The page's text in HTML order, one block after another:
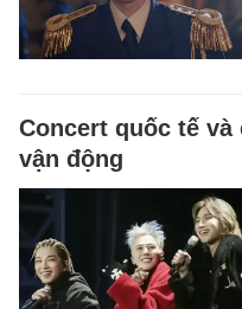
Concert quốc tế và
vận động